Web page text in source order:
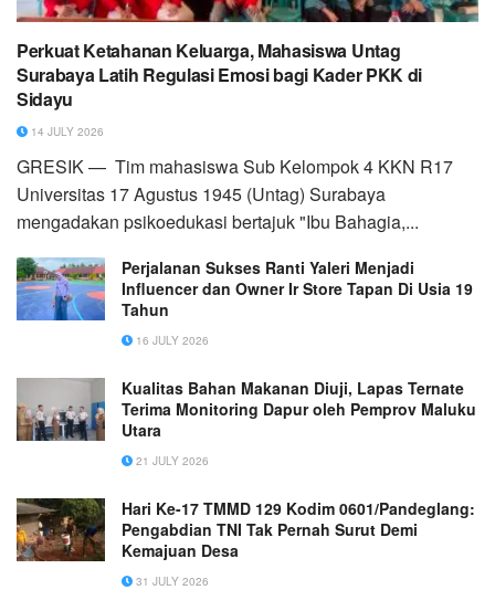
Perkuat Ketahanan Keluarga, Mahasiswa Untag
Surabaya Latih Regulasi Emosi bagi Kader PKK di
Sidayu
14 JULY 2026
GRESIK — Tim mahasiswa Sub Kelompok 4 KKN R17
Universitas 17 Agustus 1945 (Untag) Surabaya
mengadakan psikoedukasi bertajuk "Ibu Bahagia,...
Perjalanan Sukses Ranti Yaleri Menjadi
Influencer dan Owner Ir Store Tapan Di Usia 19
Tahun
16 JULY 2026
Kualitas Bahan Makanan Diuji, Lapas Ternate
Terima Monitoring Dapur oleh Pemprov Maluku
Utara
21 JULY 2026
Hari Ke-17 TMMD 129 Kodim 0601/Pandeglang:
Pengabdian TNI Tak Pernah Surut Demi
Kemajuan Desa
31 JULY 2026